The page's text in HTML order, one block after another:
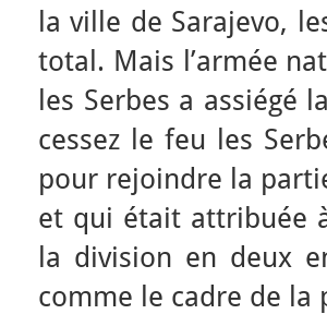
la ville de Sarajevo,
total. Mais l’armée
les Serbes a assiégé
cessez le feu les
pour rejoindre la
et qui était attribuée
la division en deux
comme le cadre de